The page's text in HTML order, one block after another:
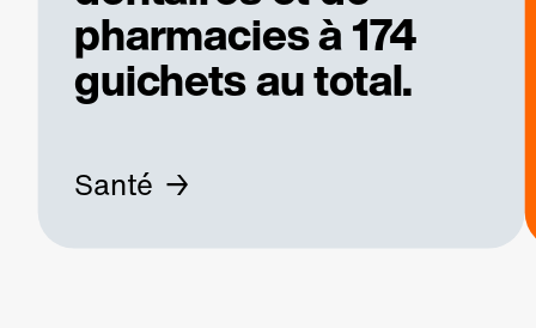
pharmacies à 174
guichets au total.
Santé